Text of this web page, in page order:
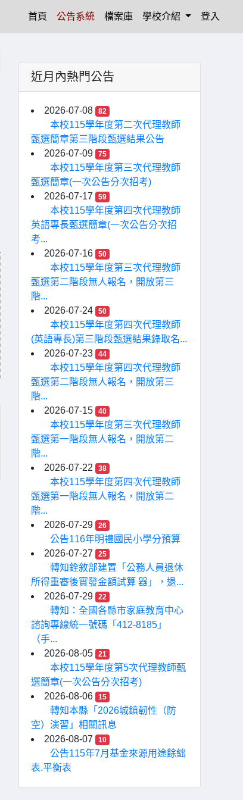
首頁 (current)
公告系統 檔案庫 學校介紹 登入
近月內熱門公告
2026-07-08 82
本校115學年度第二次代理教師
甄選簡章第三階段甄選結果公告
2026-07-09
75
本校115學年度第三次代理教師
甄選簡章(一次公告分次招考)
2026-07-17
59
本校115學年度第四次代理教師
英語專長甄選簡章(一次公告分次招
考...
2026-07-16
50
本校115學年度第三次代理教師
甄選第二階段無人報名，開放第三
階...
2026-07-24
50
本校115學年度第四次代理教師
(英語專長)第三階段甄選結果錄取名...
2026-07-23
44
本校115學年度第四次代理教師
甄選第二階段無人報名，開放第三
階...
2026-07-15
40
本校115學年度第三次代理教師
甄選第一階段無人報名，開放第二
階...
2026-07-22
38
本校115學年度第四次代理教師
甄選第一階段無人報名，開放第二
階...
2026-07-29
26
公告116年明禮國民小學分預算
2026-07-27
25
轉知銓敘部建置「公務人員退休
所得重審後實發金額試算 器」，退...
2026-07-29
22
轉知：全國各縣市家庭教育中心
諮詢專線統一號碼「412-8185」
（手...
2026-08-05
21
本校115學年度第5次代理教師甄
選簡章(一次公告分次招考)
2026-08-06
15
轉知本縣「2026城鎮韌性（防
空）演習」相關訊息
2026-08-07
10
公告115年7月基金來源用途餘絀
表.平衡表